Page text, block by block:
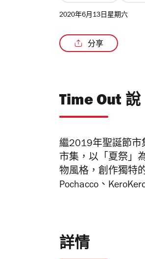
2020年6月13日星期六
分享
Time Out 說
繼2019年聖誕節市
市集，以「夏祭」
物風格，創作獨特
Pochacco、
詳情